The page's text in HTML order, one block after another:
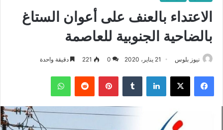
الاعتداء بالعنف على أعوان الستاغ
بالضاحية الجنوبية للعاصمة
نيوز بلوس 21 يناير، 2020 0
221 دقيقة واحدة
فيسبوك X لينكدإن بينتيريست واتساب